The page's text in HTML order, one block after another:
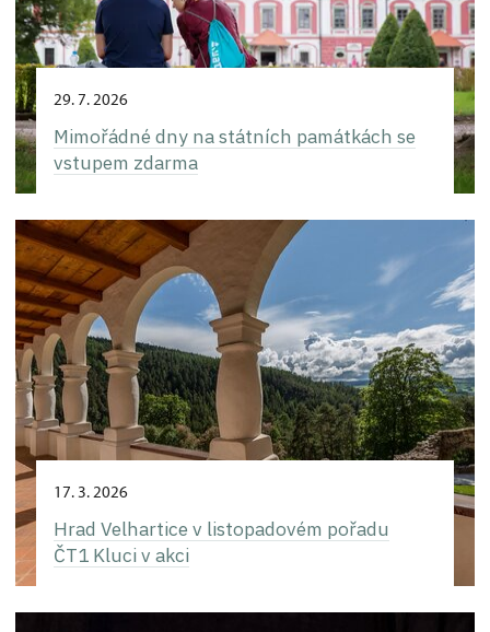
29. 7. 2026
Mimořádné dny na státních památkách se
vstupem zdarma
17. 3. 2026
Hrad Velhartice v listopadovém pořadu
ČT1 Kluci v akci